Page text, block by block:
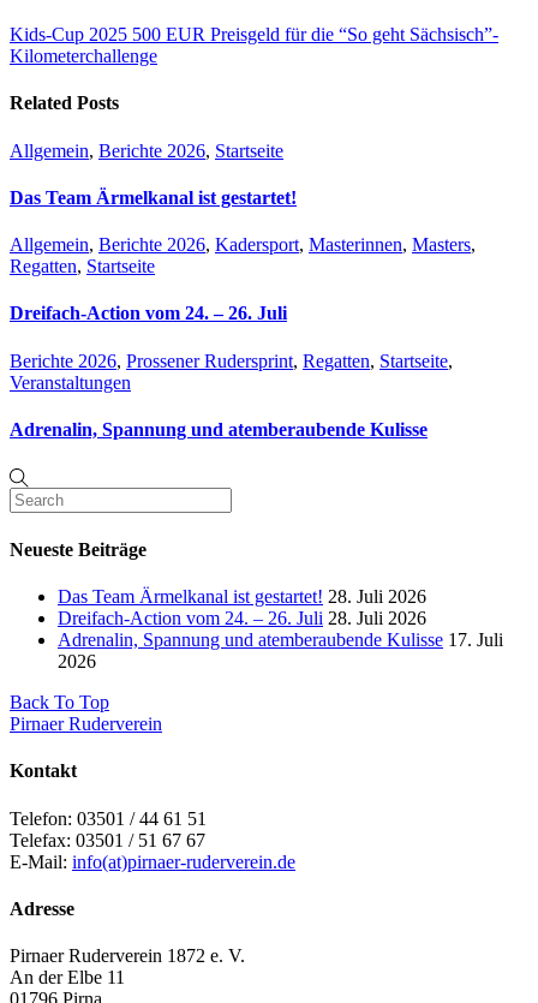
Kids-Cup 2025 500 EUR Preisgeld für die “So geht Sächsisch”-
Kilometerchallenge
Related Posts
Allgemein, Berichte 2026, Startseite
Das Team Ärmelkanal ist gestartet!
Allgemein, Berichte 2026, Kadersport, Masterinnen, Masters,
Regatten, Startseite
Dreifach-Action vom 24. – 26. Juli
Berichte 2026, Prossener Rudersprint, Regatten, Startseite,
Veranstaltungen
Adrenalin, Spannung und atemberaubende Kulisse
Neueste Beiträge
Das Team Ärmelkanal ist gestartet! 28. Juli 2026
Dreifach-Action vom 24. – 26. Juli 28. Juli 2026
Adrenalin, Spannung und atemberaubende Kulisse 17. Juli
2026
Back To Top
Pirnaer Ruderverein
Kontakt
Telefon: 03501 / 44 61 51
Telefax: 03501 / 51 67 67
E-Mail: info(at)pirnaer-ruderverein.de
Adresse
Pirnaer Ruderverein 1872 e. V.
An der Elbe 11
01796 Pirna